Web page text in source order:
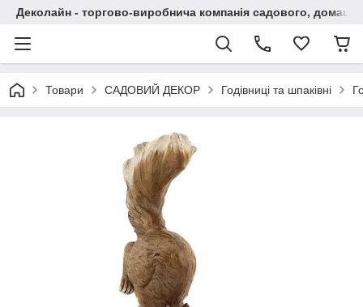
Деколайн - торгово-виробнича компанія садового,
Товари САДОВИЙ ДЕКОР Годівниці та шпаківні